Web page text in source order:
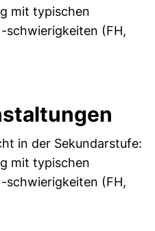
mit typischen
schwierigkeiten (FH,
in der Sekundarstufe:
mit typischen
schwierigkeiten (FH,